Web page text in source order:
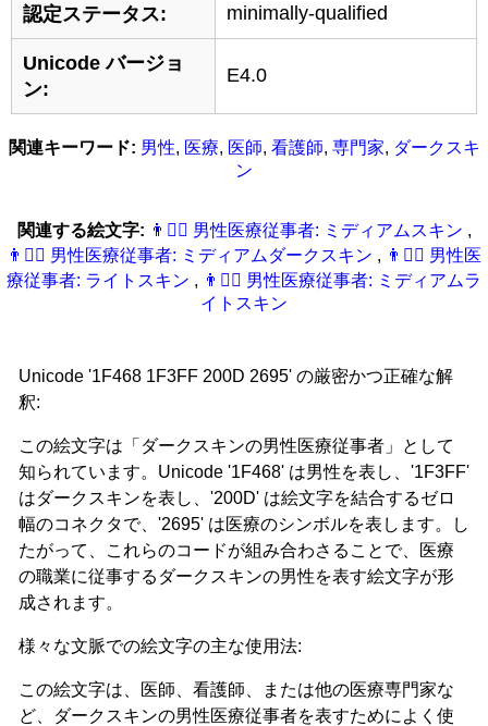
認定ステータス: minimally-qualified
Unicode バージョ
ン:
E4.0
関連キーワード: 男性, 医療, 医師, 看護師, 専門家, ダークスキ
ン
関連する絵文字: 👨‍🏽‍‍‍⚕ 男性医療従事者: ミディアムスキン ,
👨‍🏾‍‍‍⚕ 男性医療従事者: ミディアムダークスキン , 👨‍🏻‍‍‍⚕ 男性医
療従事者: ライトスキン , 👨‍🏼‍‍‍⚕ 男性医療従事者: ミディアムラ
イトスキン
Unicode '1F468 1F3FF 200D 2695' の厳密かつ正確な解
釈:
この絵文字は「ダークスキンの男性医療従事者」として
知られています。Unicode '1F468' は男性を表し、'1F3FF'
はダークスキンを表し、'200D' は絵文字を結合するゼロ
幅のコネクタで、'2695' は医療のシンボルを表します。し
たがって、これらのコードが組み合わさることで、医療
の職業に従事するダークスキンの男性を表す絵文字が形
成されます。
様々な文脈での絵文字の主な使用法:
この絵文字は、医師、看護師、または他の医療専門家な
ど、ダークスキンの男性医療従事者を表すためによく使